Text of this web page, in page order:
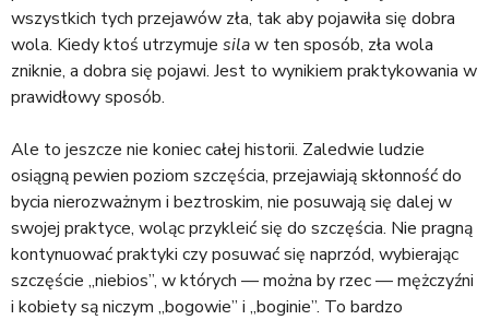
wszystkich tych przejawów zła, tak aby pojawiła się dobra
wola. Kiedy ktoś utrzymuje silaw ten sposób, zła wola
zniknie, a dobra się pojawi. Jest to wynikiem praktykowania w
prawidłowy sposób.
Ale to jeszcze nie koniec całej historii. Zaledwie ludzie
osiągną pewien poziom szczęścia, przejawiają skłonność do
bycia nierozważnym i beztroskim, nie posuwają się dalej w
swojej praktyce, woląc przykleić się do szczęścia. Nie pragną
kontynuować praktyki czy posuwać się naprzód, wybierając
szczęście „niebios”, w których — można by rzec — mężczyźni
i kobiety są niczym „bogowie” i „boginie”. To bardzo